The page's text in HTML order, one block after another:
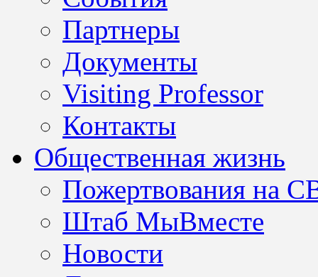
Партнеры
Документы
Visiting Professor
Контакты
Общественная жизнь
Пожертвования на
Штаб МыВместе
Новости